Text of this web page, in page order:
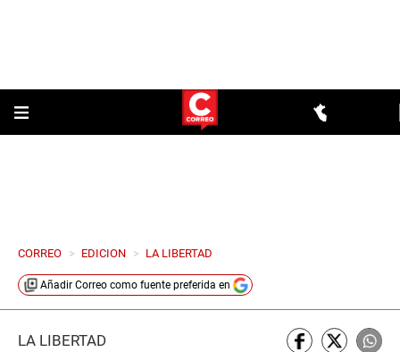
CORREO > EDICION > LA LIBERTAD
Añadir Correo como fuente preferida en
LA LIBERTAD